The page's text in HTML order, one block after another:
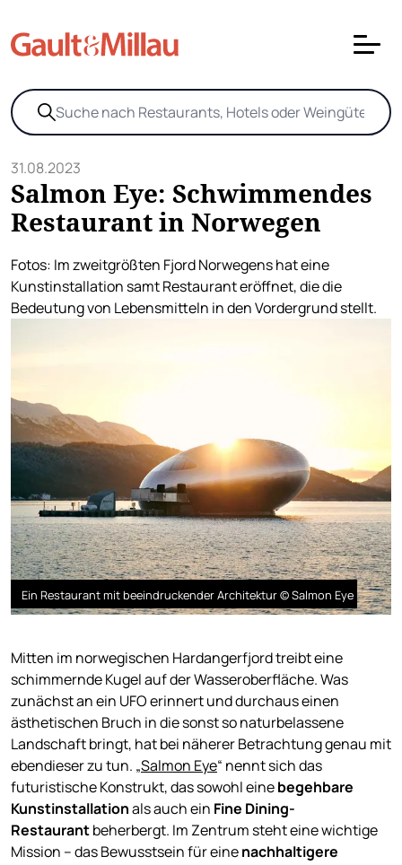
31.08.2023
Salmon Eye: Schwimmendes
Restaurant in Norwegen
Fotos: Im zweitgrößten Fjord Norwegens hat eine
Kunstinstallation samt Restaurant eröffnet, die die
Bedeutung von Lebensmitteln in den Vordergrund stellt.
Ein Restaurant mit beeindruckender Architektur © Salmon Eye
Mitten im norwegischen Hardangerfjord treibt eine
schimmernde Kugel auf der Wasseroberfläche. Was
zunächst an ein UFO erinnert und durchaus einen
ästhetischen Bruch in die sonst so naturbelassene
Landschaft bringt, hat bei näherer Betrachtung genau mit
ebendieser zu tun. „Salmon Eye“ nennt sich das
futuristische Konstrukt, das sowohl einebegehbare
Kunstinstallationals auch ein Fine Dining-
Restaurantbeherbergt. Im Zentrum steht eine wichtige
Mission – das Bewusstsein für einenachhaltigere